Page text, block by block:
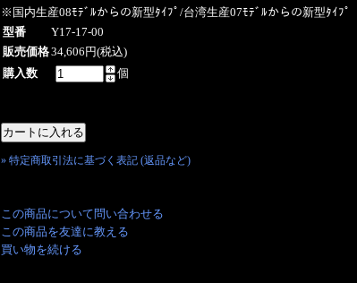
※国内生産08ﾓﾃﾞﾙからの新型ﾀｲﾌﾟ/台湾生産07ﾓﾃﾞﾙからの新型ﾀｲﾌﾟ
型番
Y17-17-00
販売価格34,606円(税込)
購入数
個
» 特定商取引法に基づく表記 (返品など)
この商品について問い合わせる
この商品を友達に教える
買い物を続ける